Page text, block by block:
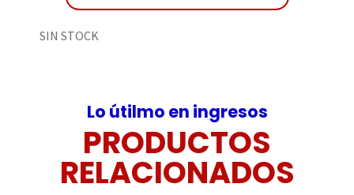
SIN STOCK
Lo útilmo en ingresos
PRODUCTOS
RELACIONADOS